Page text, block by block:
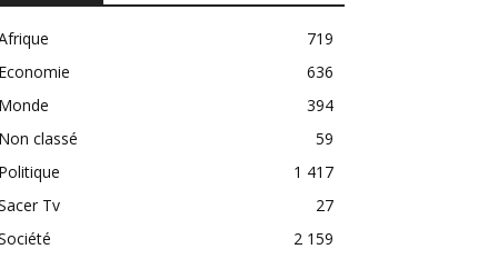
719
636
394
classé
59
1 417
Tv
27
2 159